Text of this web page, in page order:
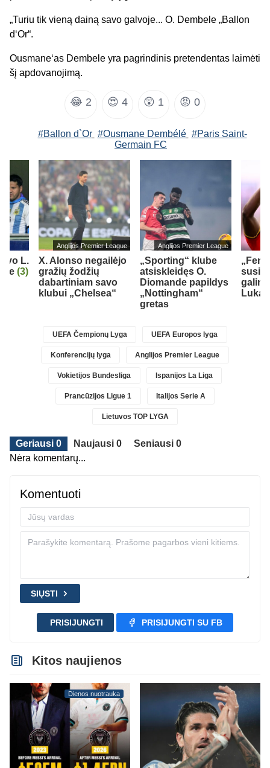
„Turiu tik vieną dainą savo galvoje... O. Dembele „Ballon
d‘Or“.
Ousmane‘as Dembele yra pagrindinis pretendentas laimėti
šį apdovanojimą.
😂 2 😍 4 😲 1 😡 0
#Ballon d`Or #Ousmane Dembélé #Paris Saint-
Germain FC
L.
(3)
Anglijos Premier League
X. Alonso negailėjo
gražių žodžių
dabartiniam savo
klubui „Chelsea“
Anglijos Premier League
„Sporting“ klube
atsiskleidęs O.
Diomande papildys
„Nottingham“
gretas
UEFA Čempionų Lyga UEFA Europos lyga
Konferencijų lyga Anglijos Premier League
Vokietijos Bundesliga Ispanijos La Liga
Prancūzijos Ligue 1 Italijos Serie A
Lietuvos TOP LYGA
Geriausi 0 Naujausi 0
Seniausi 0
Nėra komentarų...
Komentuoti
SIŲSTI
PRISIJUNGTI PRISIJUNGTI SU FB
Kitos naujienos
Dienos nuotrauka